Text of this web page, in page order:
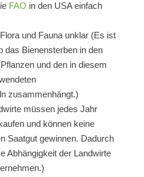
FAO in den USA einfach
und Fauna unklar (Es ist
das Bienensterben in den
und den in diesem
zusammenhängt.)
müssen jedes Jahr
und können keine
Saatgut gewinnen. Dadurch
Abhängigkeit der Landwirte